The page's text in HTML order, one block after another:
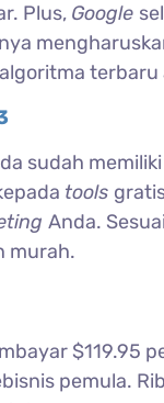
Plus, Google
sudah
tools
Anda.
murah.
$119.95
pemula.